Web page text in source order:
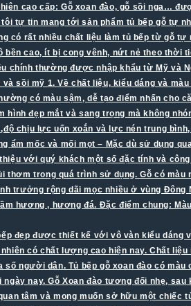
cao cấp: Gỗ xoan đào, gỗ sồi nga…
tự tin mang tới sản phẩm tủ bếp gỗ tự
có rất nhiều chất liệu làm tủ bếp từ gỗ
cao, ít bị cong vênh, nứt nẻ theo thời
chính thường được nhập khẩu từ Mỹ và
sồi mỹ 1. Về chất liệu, kiểu dáng và
có màu sậm, dễ tạo điểm nhấn cho
hình đẹp mắt và sang trọng mà không
chịu lực uốn xoắn và lực nén trung
ẩm mốc và mối mọt – Mặc dù sử dụng
với quý khách một số đặc tính và
thơm trong quá trình sử dụng. Gỗ có
trưởng rộng dãi mọc nhiều ở vùng Đông
hương , hương đá. Đặc điểm chung:
đẹp được thiết kế với vô vàn kiểu
có chất lượng cao hiện nay. Chất
người dân. Tủ bếp gỗ xoan đào có
nay. Gỗ Xoan đào tương đối nhẹ,
tâm và mong muốn sở hữu một chiếc